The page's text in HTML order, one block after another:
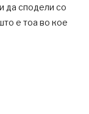
да сподели со
е тоа во кое